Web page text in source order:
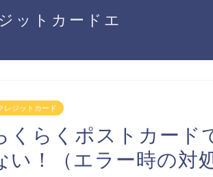
ットカードエ
レジットカード
くらくポストカード
い！（エラー時の対